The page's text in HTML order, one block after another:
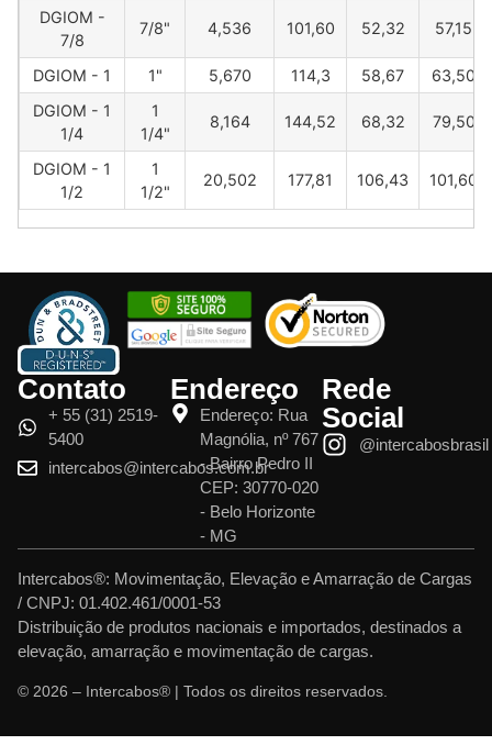
DGIOM -
7/8
7/8" 4,536 101,60 52,32 57,15
DGIOM - 1 1" 5,670 114,3 58,67
63,50
DGIOM - 1
1/4
1
1/4"
8,164 144,52 68,32 79,50
DGIOM - 1
1/2
1
1/2"
20,502 177,81 106,43 101,60
Contato
+ 55 (31) 2519-
5400
intercabos@intercabos.com.br
Endereço
Endereço: Rua
Magnólia, nº 767
- Bairro Pedro II
CEP: 30770-020
- Belo Horizonte
- MG
Rede
Social
@intercabosbrasil
Intercabos®: Movimentação, Elevação e Amarração de Cargas
/ CNPJ: 01.402.461/0001-53
Distribuição de produtos nacionais e importados, destinados a
elevação, amarração e movimentação de cargas.
© 2026 – Intercabos® | Todos os direitos reservados.